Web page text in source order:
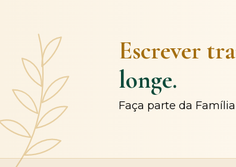
Escrever
longe.
Faça parte da